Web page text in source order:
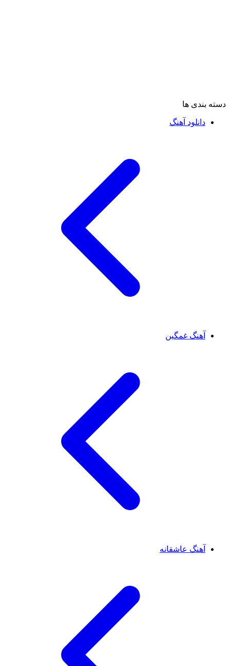
دسته بندی ها
دانلود آهنگ
آهنگ غمگین
آهنگ عاشقانه